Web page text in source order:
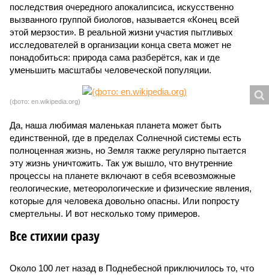
последствия очередного апокалипсиса, искусственно
вызванного группой биологов, называется «Конец всей
этой мерзости». В реальной жизни участия пытливых
исследователей в организации конца света может не
понадобиться: природа сама разберётся, как и где
уменьшить масштабы человеческой популяции.
(фото: en.wikipedia.org)
Да, наша любимая маленькая планета может быть
единственной, где в пределах Солнечной системы есть
полноценная жизнь, но Земля также регулярно пытается
эту жизнь уничтожить. Так уж вышло, что внутренние
процессы на планете включают в себя всевозможные
геологические, метеорологические и физические явления,
которые для человека довольно опасны. Или попросту
смертельны. И вот несколько тому примеров.
Все стихии сразу
Около 100 лет назад в Поднебесной приключилось то, что